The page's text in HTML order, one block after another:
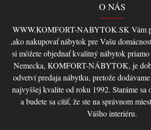
O NÁS
WWW.KOMFORT-NABYTOK.SK Vám
,ako nakupovať nábytok pre Vašu
si môžete objednať kvalitný nábytok
Nemecka, KOMFORT-NÁBYTOK, je
odvetví predaja nábytku, pretože
najvyššej kvalite od roku 1992. Staráme sa
a budete sa cítiť, že ste na správnom
Vášho interiéru.